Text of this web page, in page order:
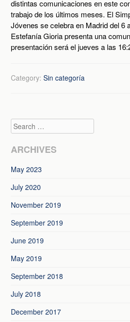
distintas comunicaciones en este
trabajo de los últimos meses. El
Jóvenes se celebra en Madrid del 6
Estefanía Gioria presenta una
presentación será el jueves a las
Category:Sin categoría
Search
ARCHIVES
May 2023
July 2020
November 2019
September 2019
June 2019
May 2019
September 2018
July 2018
December 2017